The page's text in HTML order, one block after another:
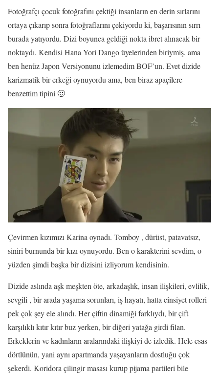
Fotoğrafçı çocuk fotoğrafını çektiği insanların en derin sırlarını
ortaya çıkarıp sonra fotoğraflarını çekiyordu ki, başarısının sırrı
burada yatıyordu. Dizi boyunca geldiği nokta ibret alınacak bir
noktaydı. Kendisi Hana Yori Dango üyelerinden biriymiş, ama
ben henüz Japon Versiyonunu izlemedim BOF’un. Evet dizide
karizmatik bir erkeği oynuyordu ama, ben biraz apaçilere
benzettim tipini 🙂
Çevirmen kızımızı Karina oynadı. Tomboy , dürüst, patavatsız,
siniri burnunda bir kızı oynuyordu. Ben o karakterini sevdim, o
yüzden şimdi başka bir dizisini izliyorum kendisinin.
Dizide aslında aşk meşkten öte, arkadaşlık, insan ilişkileri, evlilik,
sevgili , bir arada yaşama sorunları, iş hayatı, hatta cinsiyet rolleri
pek çok şey ele alındı. Her çiftin dinamiği farklıydı, bir çift
karşılıklı kıtır kıtır buz yerken, bir diğeri yatağa girdi filan.
Erkeklerin ve kadınların aralarındaki ilişkiyi de izledik. Hele esas
dörtlünün, yani aynı apartmanda yaşayanların dostluğu çok
şekerdi. Koridora çilingir masası kurup pijama partileri bile